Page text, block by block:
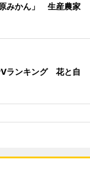
みかん」 生産農家
ランキング 花と自